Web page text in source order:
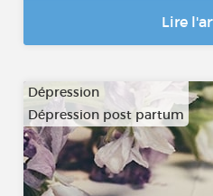
Lire
Dépression
Dépression post partum